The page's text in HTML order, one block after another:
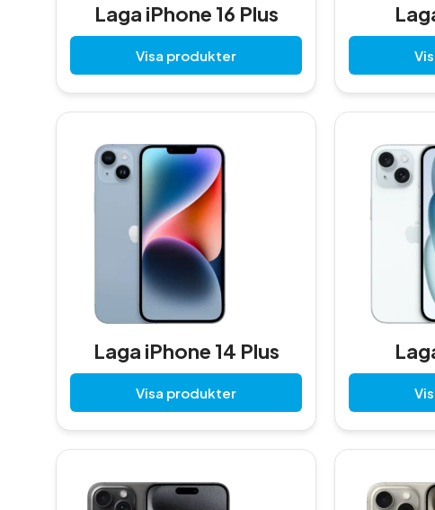
Laga iPhone 16 Plus
Visa produkter
Laga iPhone 14 Plus
Visa produkter